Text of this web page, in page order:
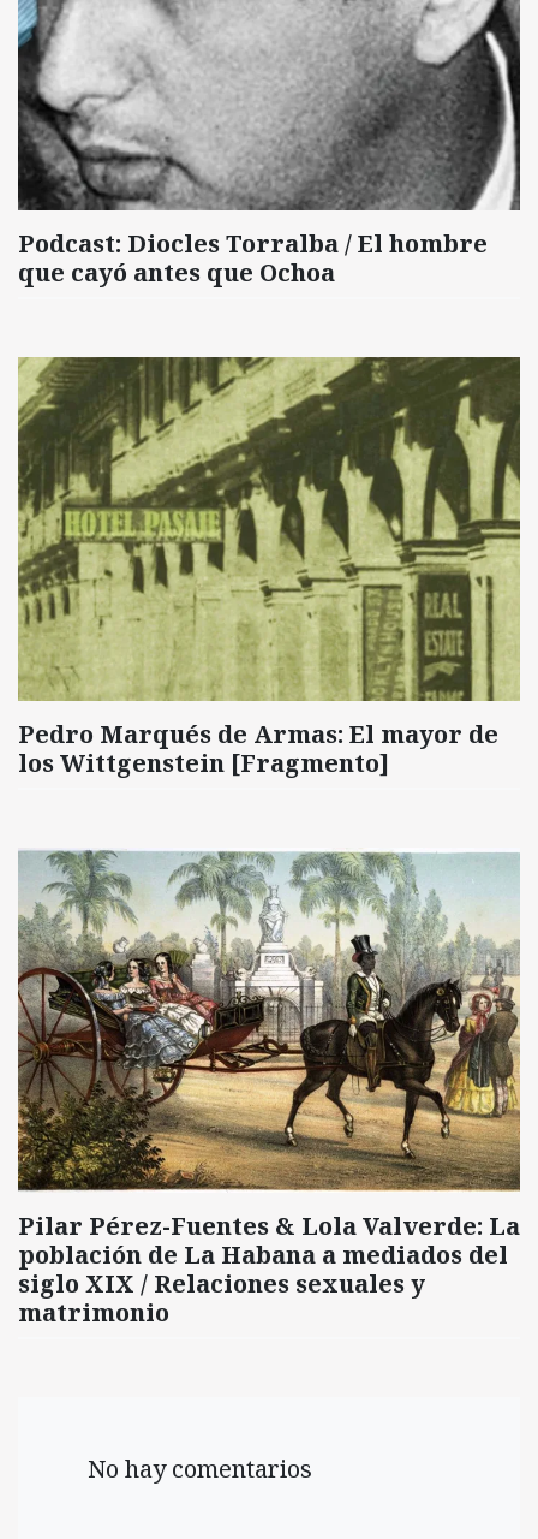
Podcast: Diocles Torralba / El hombre
que cayó antes que Ochoa
Pedro Marqués de Armas: El mayor de
los Wittgenstein [Fragmento]
Pilar Pérez-Fuentes & Lola Valverde: La
población de La Habana a mediados del
siglo XIX / Relaciones sexuales y
matrimonio
No hay comentarios